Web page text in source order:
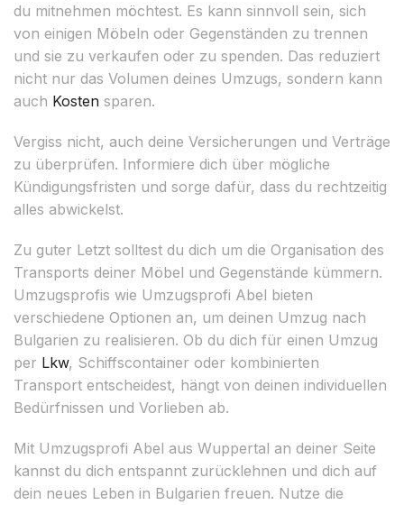
du mitnehmen möchtest. Es kann sinnvoll sein, sich
von einigen Möbeln oder Gegenständen zu trennen
und sie zu verkaufen oder zu spenden. Das reduziert
nicht nur das Volumen deines Umzugs, sondern kann
auch Kosten sparen.
Vergiss nicht, auch deine Versicherungen und Verträge
zu überprüfen. Informiere dich über mögliche
Kündigungsfristen und sorge dafür, dass du rechtzeitig
alles abwickelst.
Zu guter Letzt solltest du dich um die Organisation des
Transports deiner Möbel und Gegenstände kümmern.
Umzugsprofis wie Umzugsprofi Abel bieten
verschiedene Optionen an, um deinen Umzug nach
Bulgarien zu realisieren. Ob du dich für einen Umzug
per Lkw, Schiffscontainer oder kombinierten
Transport entscheidest, hängt von deinen individuellen
Bedürfnissen und Vorlieben ab.
Mit Umzugsprofi Abel aus Wuppertal an deiner Seite
kannst du dich entspannt zurücklehnen und dich auf
dein neues Leben in Bulgarien freuen. Nutze die